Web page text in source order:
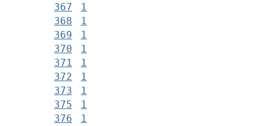
367
1
368
1
369
1
370
1
371
1
372
1
373
1
375
1
376
1